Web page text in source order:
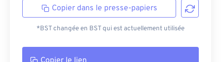
Copier dans le presse-papiers
*BST changée en BST qui est actuellement utilisée